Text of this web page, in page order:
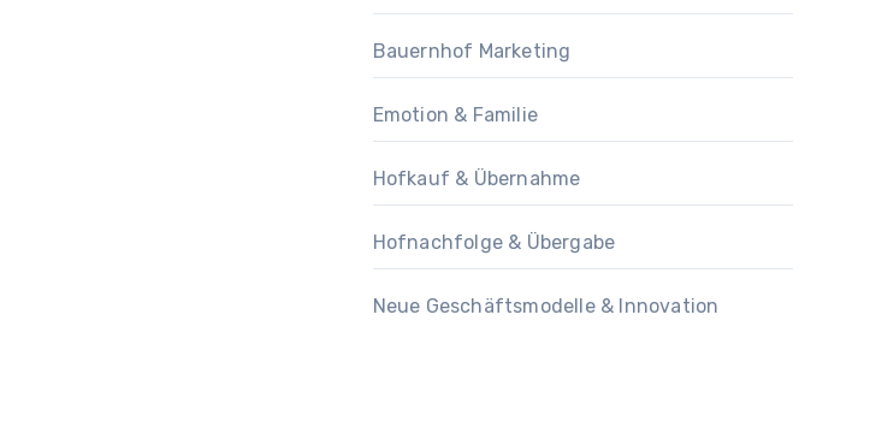
Bauernhof Marketing
Emotion & Familie
Hofkauf & Übernahme
Hofnachfolge & Übergabe
Neue Geschäftsmodelle & Innovation